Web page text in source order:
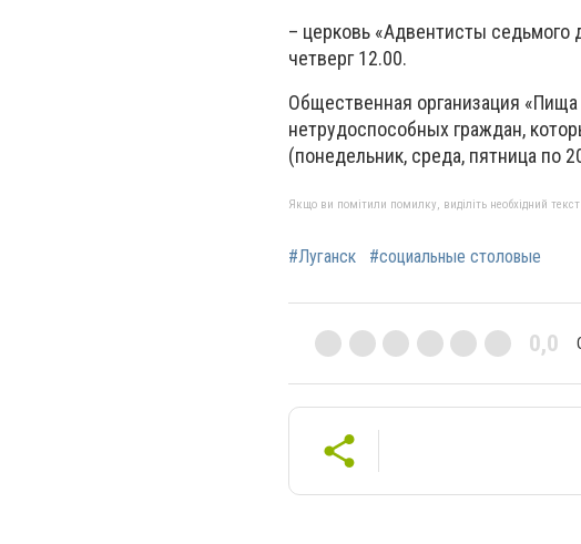
– церковь «Адвентисты седьмого
четверг 12.00.
Общественная организация
нетрудоспособных граждан,
(понедельник, среда, пятница по
Якщо ви помітили помилку, виділіть необхідний
#Луганск #социальные столовые
0,0